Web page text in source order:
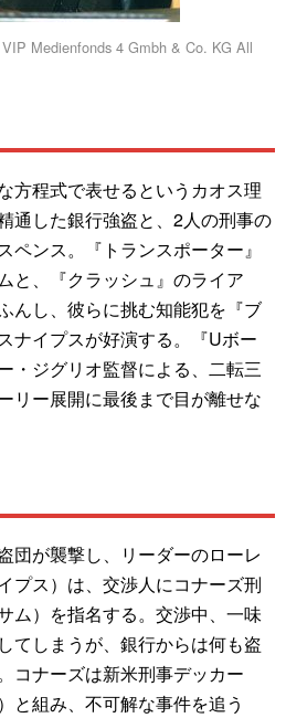
Medienfonds 4 Gmbh & Co. KG All
方程式で表せるというカオス理
通した銀行強盗と、2人の刑事の
ペンス。『トランスポーター』
と、『クラッシュ』のライア
んし、彼らに挑む知能犯を『ブ
ナイプスが好演する。『Uボー
・ジグリオ監督による、二転三
リー展開に最後まで目が離せな
団が襲撃し、リーダーのローレ
プス）は、交渉人にコナーズ刑
ム）を指名する。交渉中、一味
てしまうが、銀行からは何も盗
コナーズは新米刑事デッカー
と組み、不可解な事件を追う